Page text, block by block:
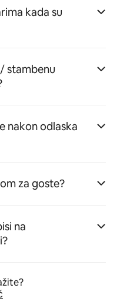
kada su
stambenu
nakon odlaska
za goste?
na